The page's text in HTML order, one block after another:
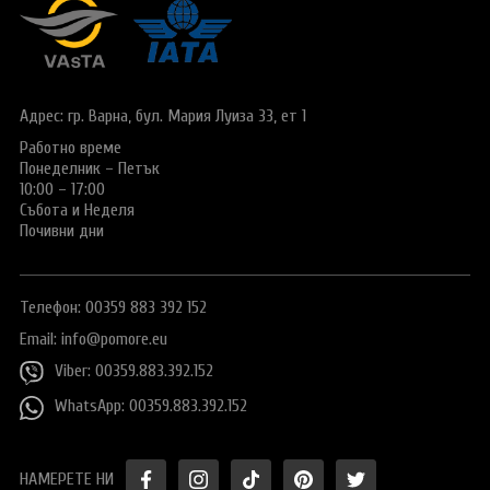
Визи за Куба
ВИЗА за САУДИТСКА АРАБИЯ
Виза за Тайланд
Виза за Турция
Заявление за издаване на електронно разрешение за
ПОДАРЪЧЕН ВАУЧЕР ЗА ПЪТУВАНЕ
ТУРИСТИЧЕСКА ЗАСТРАХОВКА
ОЩЕ
Общи условия
Политика за
поверителност
Адрес: гр. Варна, бул. Мария Луиза 33, ет 1
Работно време
Понеделник – Петък
10:00 – 17:00
Събота и Неделя
Почивни дни
Телефон: 00359 883 392 152
Email: info@pomore.eu
Viber: 00359.883.392.152
WhatsApp: 00359.883.392.152
НАМЕРЕТЕ НИ